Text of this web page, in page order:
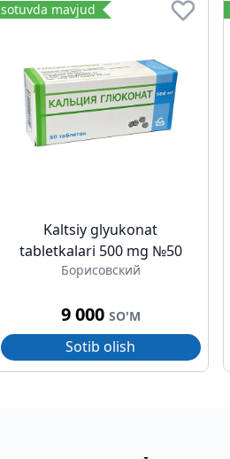
sotuvda mavjud
Kaltsiy glyukonat
tabletkalari 500 mg №50
Борисовский
9 000 SO'M
Sotib olish